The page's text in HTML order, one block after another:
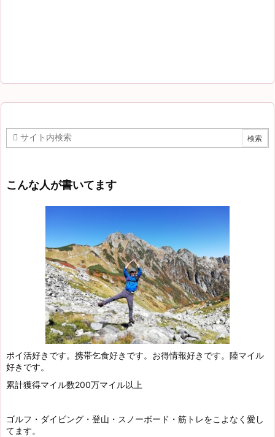
こんな人が書いてます
ポイ活好きです。携帯乞食好きです。お得情報好きです。陸マイル
好きです。
累計獲得マイル数200万マイル以上
ゴルフ・ダイビング・登山・スノーボード・筋トレをこよなく愛し
てます。